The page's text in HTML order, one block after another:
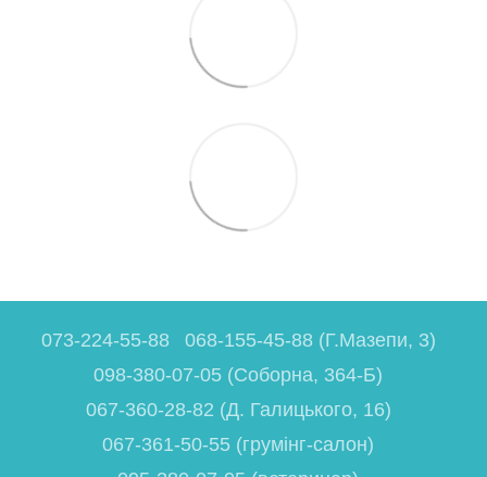
073-224-55-88
068-155-45-88 (Г.Мазепи, 3)
098-380-07-05 (Соборна, 364-Б)
067-360-28-82 (Д. Галицького, 16)
067-361-50-55 (грумінг-салон)